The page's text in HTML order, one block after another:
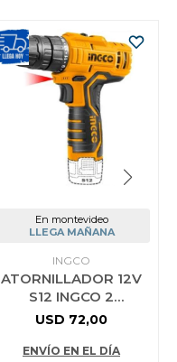
En montevideo
LLEGA MAÑANA
INGCO
ATORNILLADOR 12V
S12 INGCO 2
BATERIAS 20NM
USD 72,00
ENVÍO EN EL DÍA